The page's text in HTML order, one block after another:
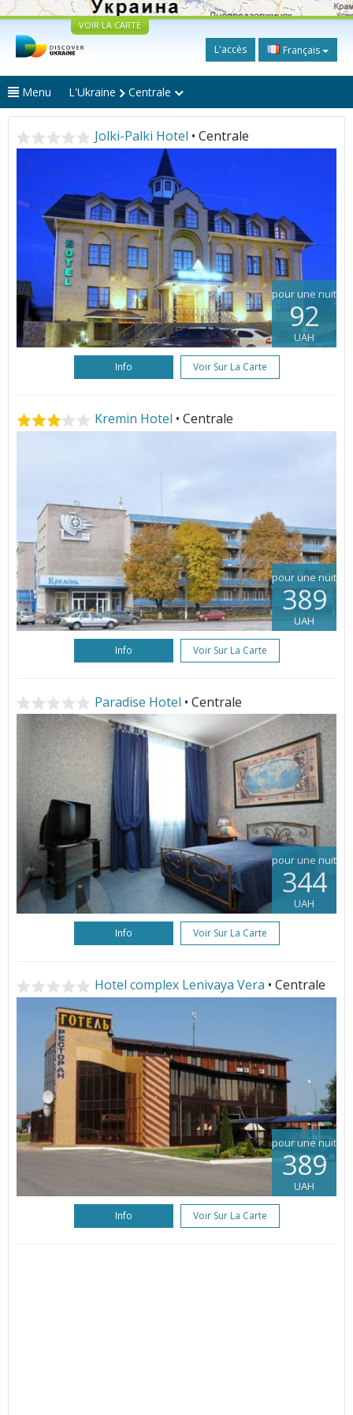
VOIR LA CARTE
L'accès Français
Menu L'Ukraine Centrale
Jolki-Palki Hotel • Centrale
pour une nuit
92
UAH
Info Voir Sur La Carte
Kremin Hotel • Centrale
pour une nuit
389
UAH
Info Voir Sur La Carte
Paradise Hotel • Centrale
pour une nuit
344
UAH
Info Voir Sur La Carte
Hotel complex Lenivaya Vera • Centrale
pour une nuit
389
UAH
Info Voir Sur La Carte